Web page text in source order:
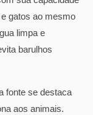
gatos ao mesmo
limpa e
barulhos
fonte se destaca
aos animais.